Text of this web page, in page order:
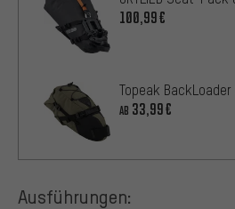
100,99€
Topeak
AB 33,99€
Ausführungen: